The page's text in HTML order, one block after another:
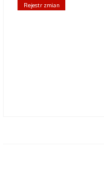
Rejestr zmian